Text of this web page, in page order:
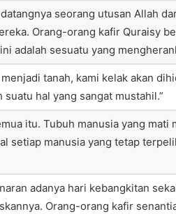
seorang utusan Allah
Orang-orang kafir Quraisy
adalah sesuatu yang
tanah, kami kelak akan
hal yang sangat mustahil.”
itu. Tubuh manusia yang mati
setiap manusia yang tetap
adanya hari kebangkitan
Orang-orang kafir